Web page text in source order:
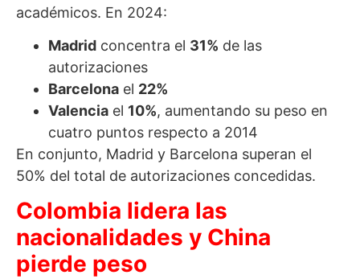
académicos. En 2024:
Madrid concentra el 31% de las
autorizaciones
Barcelona el 22%
Valencia el 10%, aumentando su peso en
cuatro puntos respecto a 2014
En conjunto, Madrid y Barcelona superan el
50% del total de autorizaciones concedidas.
Colombia lidera las
nacionalidades y China
pierde peso